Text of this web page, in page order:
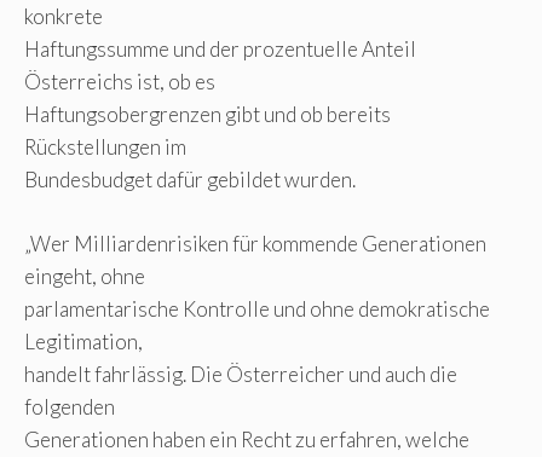
konkrete
Haftungssumme und der prozentuelle Anteil
Österreichs ist, ob es
Haftungsobergrenzen gibt und ob bereits
Rückstellungen im
Bundesbudget dafür gebildet wurden.
„Wer Milliardenrisiken für kommende Generationen
eingeht, ohne
parlamentarische Kontrolle und ohne demokratische
Legitimation,
handelt fahrlässig. Die Österreicher und auch die
folgenden
Generationen haben ein Recht zu erfahren, welche